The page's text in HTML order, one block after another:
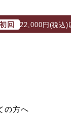
初回 22,000円(税込)
の方へ